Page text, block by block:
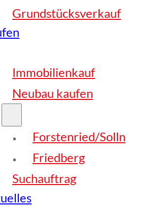
Grundstücksverkauf
Immobilienkauf
Neubau kaufen
Forstenried/Solln
Friedberg
Suchauftrag